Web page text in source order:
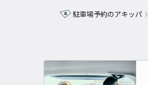
駐車場予約のアキッパ